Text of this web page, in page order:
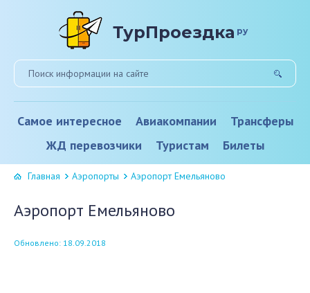
ТурПроездка ру
Самое интересное Авиакомпании
Трансферы
ЖД перевозчики
Туристам Билеты
Главная Аэропорты Аэропорт Емельяново
Аэропорт Емельяново
Обновлено: 18.09.2018